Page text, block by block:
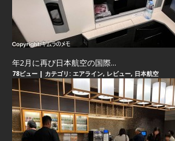
年2月に再び日本航空の国際...
78ビュー | カテゴリ: エアライン, レビュー, 日本航空